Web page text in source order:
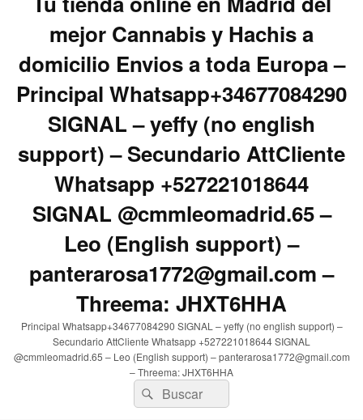
mejor Cannabis y Hachis a
domicilio Envios a toda Europa –
Principal Whatsapp+34677084290
SIGNAL – yeffy (no english
support) – Secundario AttCliente
Whatsapp +527221018644
SIGNAL @cmmleomadrid.65 –
Leo (English support) –
panterarosa1772@gmail.com –
Threema: JHXT6HHA
Principal Whatsapp+34677084290 SIGNAL – yeffy (no english support) –
Secundario AttCliente Whatsapp +527221018644 SIGNAL
@cmmleomadrid.65 – Leo (English support) – panterarosa1772@gmail.com
– Threema: JHXT6HHA
Buscar
por:
Buscar